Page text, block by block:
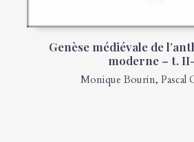
Genèse médiévale de
moderne – t.
Monique Bourin,Pascal